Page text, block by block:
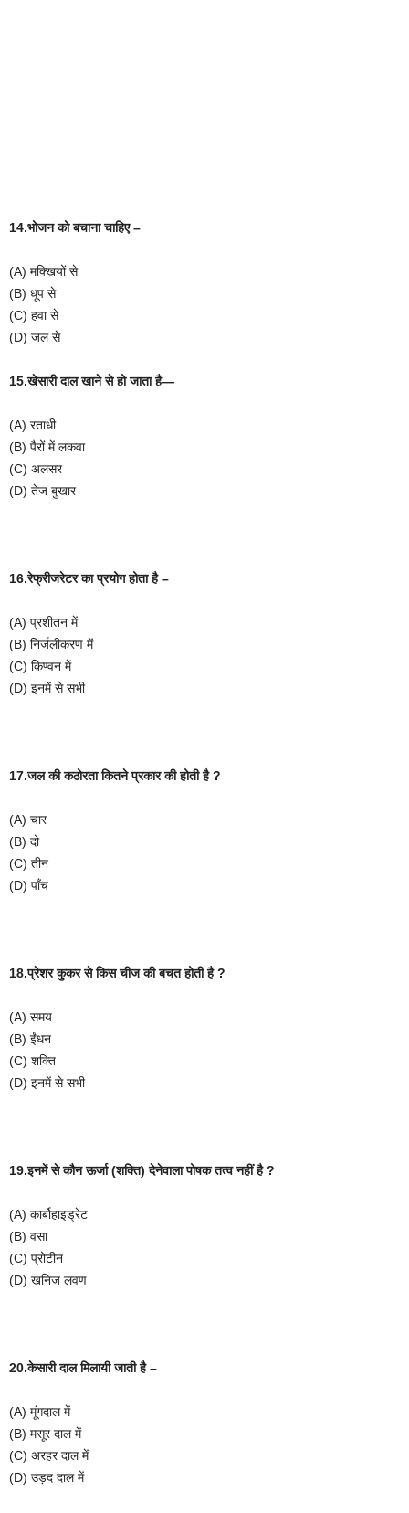
14.भोजन को बचाना चाहिए –
(A) मक्खियों से
(B) धूप से
(C) हवा से
(D) जल से
15.खेसारी दाल खाने से हो जाता है—
(A) रताधी
(B) पैरों में लकवा
(C) अलसर
(D) तेज बुखार
16.रेफ्रीजरेटर का प्रयोग होता है –
(A) प्रशीतन में
(B) निर्जलीकरण में
(C) किण्वन में
(D) इनमें से सभी
17.जल की कठोरता कितने प्रकार की होती है ?
(A) चार
(B) दो
(C) तीन
(D) पाँच
18.प्रेशर कुकर से किस चीज की बचत होती है ?
(A) समय
(B) ईंधन
(C) शक्ति
(D) इनमें से सभी
19.इनमें से कौन ऊर्जा(शक्ति)देनेवाला पोषक तत्व नहीं है ?
(A) कार्बोहाइड्रेट
(B) वसा
(C) प्रोटीन
(D) खनिज लवण
20.केसारी दाल मिलायी जाती है –
(A) मूंगदाल में
(B) मसूर दाल में
(C) अरहर दाल में
(D) उड़द दाल में